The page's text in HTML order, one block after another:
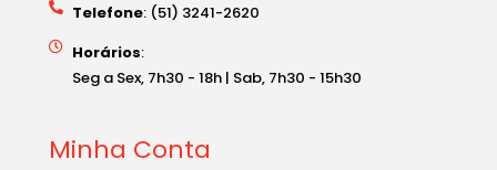
Telefone: (51) 3241-2620
Horários:
Seg a Sex, 7h30 - 18h | Sab, 7h30 - 15h30
Minha Conta